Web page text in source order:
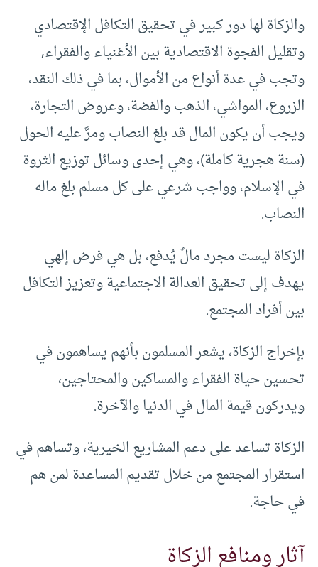
والزكاة لها دور كبير في تحقيق التكافل الإقتصادي
وتقليل الفجوة الاقتصادية بين الأغنياء والفقراء,
وتجب في عدة أنواع من الأموال، بما في ذلك النقد،
الزروع، المواشي، الذهب والفضة، وعروض التجارة،
ويجب أن يكون المال قد بلغ النصاب ومرَّ عليه الحول
(سنة هجرية كاملة)، وهي إحدى وسائل توزيع الثروة
في الإسلام، وواجب شرعي على كل مسلم بلغ ماله
النصاب.
الزكاة ليست مجرد مالٌ يُدفع، بل هي فرض إلهي
يهدف إلى تحقيق العدالة الاجتماعية وتعزيز التكافل
بين أفراد المجتمع.
بإخراج الزكاة، يشعر المسلمون بأنهم يساهمون في
تحسين حياة الفقراء والمساكين والمحتاجين،
ويدركون قيمة المال في الدنيا والآخرة.
الزكاة تساعد على دعم المشاريع الخيرية، وتساهم في
استقرار المجتمع من خلال تقديم المساعدة لمن هم
في حاجة.
آثار ومنافع الزكاة